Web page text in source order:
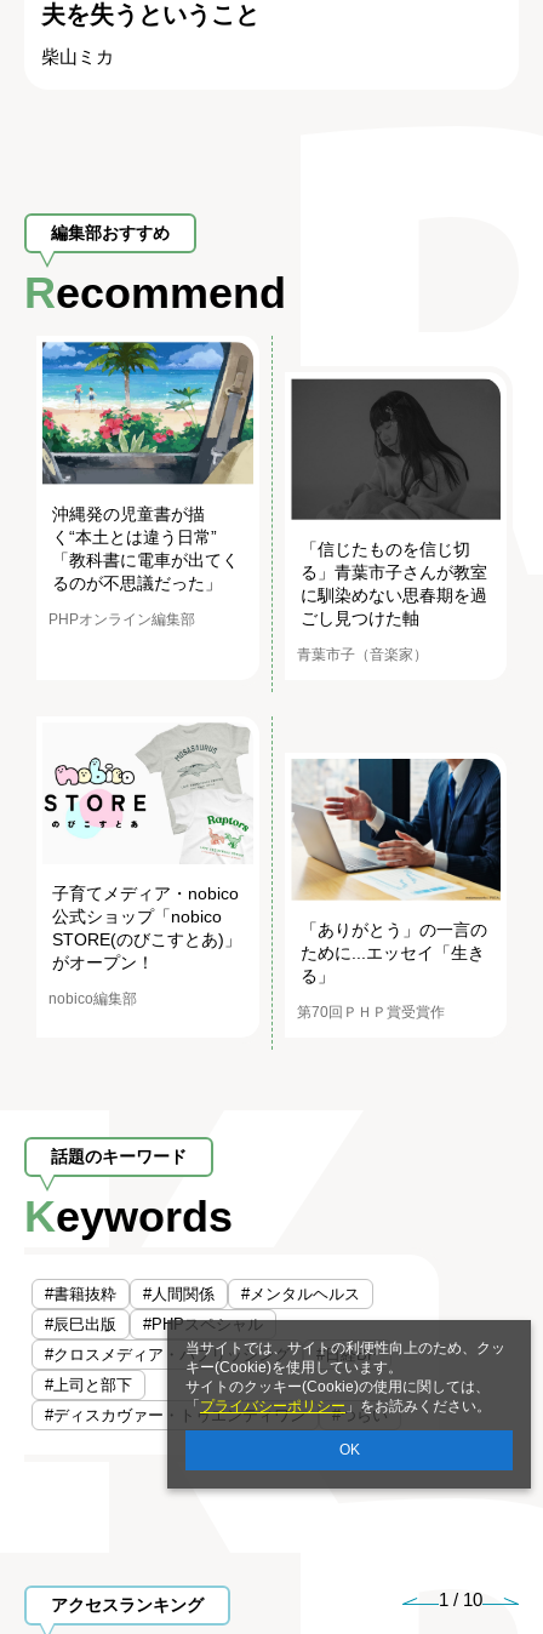
当サイトでは、サイトの利便性向上のため、クッ
キー(Cookie)を使用しています。
サイトのクッキー(Cookie)の使用に関しては、
「 プライバシーポリシー 」をお読みください。
OK
夫を失うということ
柴山ミカ
編集部おすすめ
Recommend
沖縄発の児童書が描
く“本土とは違う日常”
「教科書に電車が出てく
るのが不思議だった」
PHPオンライン編集部
「信じたものを信じ切
る」青葉市子さんが教室
に馴染めない思春期を過
ごし見つけた軸
青葉市子（音楽家）
子育てメディア・nobico
公式ショップ「nobico
STORE(のびこすとあ)」
がオープン！
nobico編集部
「ありがとう」の一言の
ために...エッセイ「生き
る」
第70回ＰＨＰ賞受賞作
話題のキーワード
Keywords
#書籍抜粋 #人間関係
#メンタルヘルス
#辰巳出版
#PHPスペシャル
#クロスメディア・パブリッシング
#日経BP
#上司と部下
#ディスカヴァー・トゥエンティワン
#つらい
アクセスランキング 1 / 10